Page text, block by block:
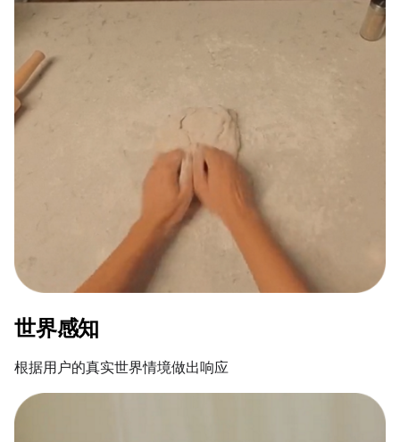
世界感知
根据用户的真实世界情境做出响应